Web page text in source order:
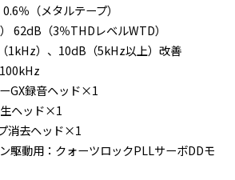
％（メタルテープ）
62dB（3％THDレベルWTD）
1kHz）、10dB（5kHz以上）改善
GX録音ヘッド×1
ヘッド×1
消去ヘッド×1
駆動用：クォーツロックPLLサーボDDモ